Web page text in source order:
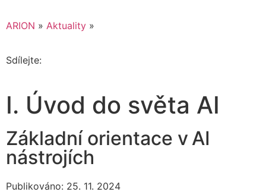
ARION » Aktuality »
Sdílejte:
I. Úvod do světa AI
Základní orientace v AI
nástrojích
Publikováno: 25. 11. 2024